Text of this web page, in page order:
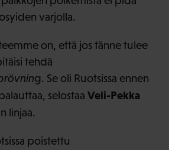
varjolla.
on, että jos tänne tulee
tehdä
g. Se oli Ruotsissa ennen
selostaa Veli-Pekka
linjaa.
poistettu